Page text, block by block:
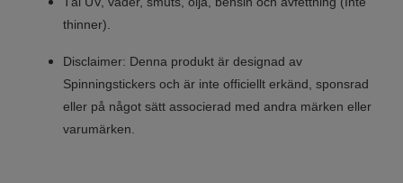
thinner).
Disclaimer: Denna produkt är designad av
Spinningstickers och är inte officiellt erkänd, sponsrad
eller på något sätt associerad med andra märken eller
varumärken.